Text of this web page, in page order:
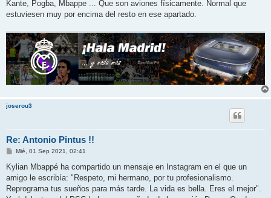
Kante, Pogba, Mbappe ... Que son aviones físicamente. Normal que
estuviesen muy por encima del resto en ese apartado.
joserou3
Re: Antonio Pintus !!
M
n
s
a
j
e
Mié, 01 Sep 2021, 02:41
Kylian Mbappé ha compartido un mensaje en Instagram en el que un
amigo le escribía: "Respeto, mi hermano, por tu profesionalismo.
Reprograma tus sueños para más tarde. La vida es bella. Eres el mejor".